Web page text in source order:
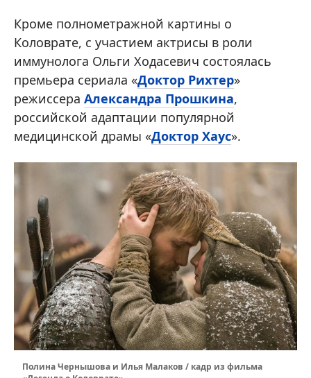
Кроме полнометражной картины о
Коловрате, с участием актрисы в роли
иммунолога Ольги Ходасевич состоялась
премьера сериала «Доктор Рихтер»
режиссера Александра Прошкина,
российской адаптации популярной
медицинской драмы «Доктор Хаус».
Полина Чернышова и Илья Малаков / кадр из фильма